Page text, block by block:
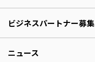
ビジネスパートナー募集
ニュース